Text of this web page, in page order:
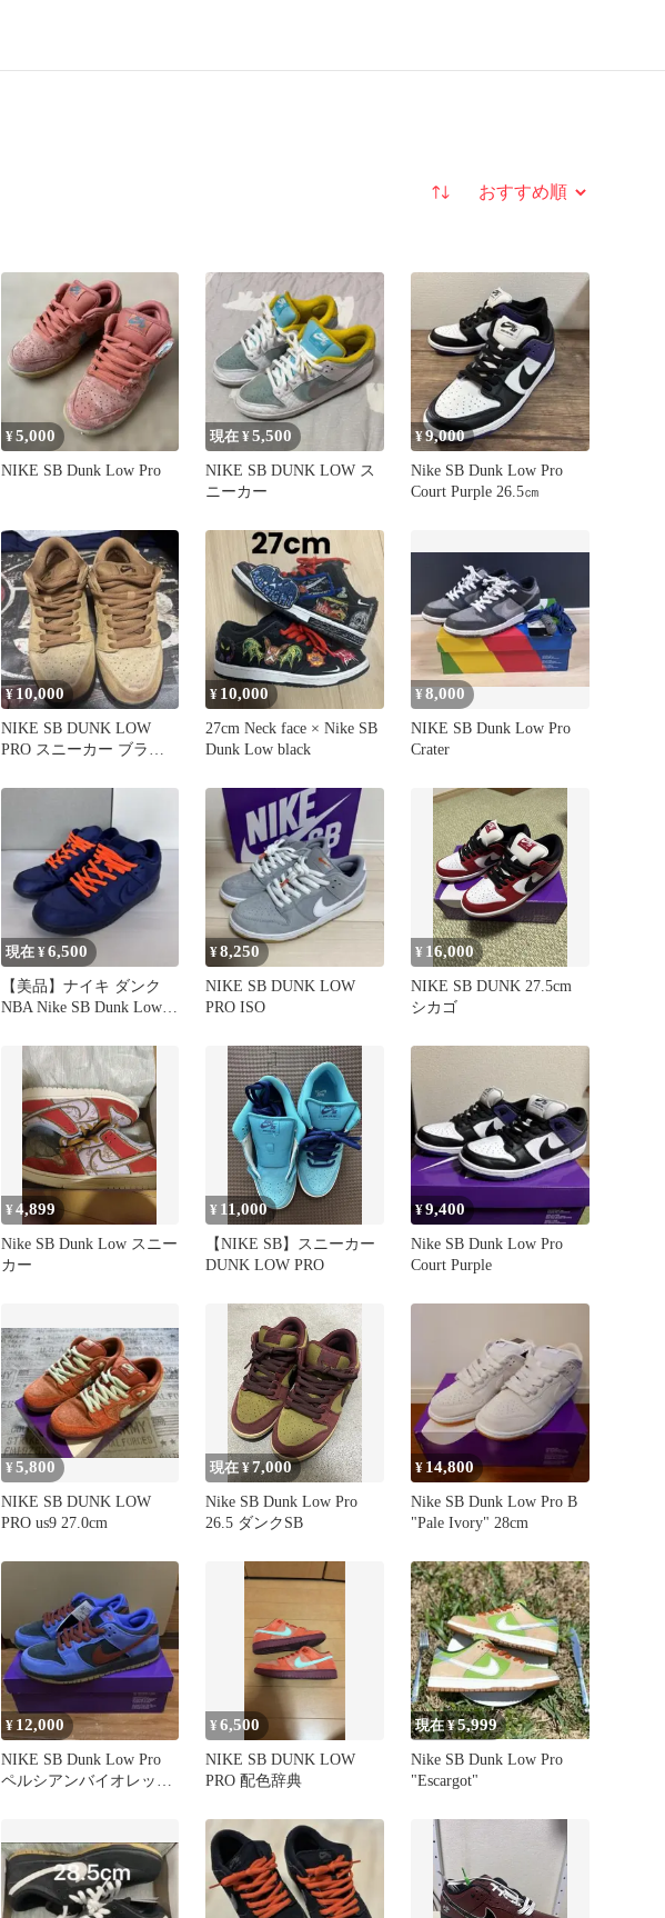
並び替え
¥5,000
NIKE SB Dunk Low Pro
現在 ¥5,500
NIKE SB DUNK LOW ス
ニーカー
¥9,000
Nike SB Dunk Low Pro
Court Purple 26.5㎝
¥10,000
NIKE SB DUNK LOW
PRO スニーカー ブラウ
¥ 10,000
27cm Neck face × Nike SB
Dunk Low black
¥8,000
NIKE SB Dunk Low Pro
Crater
現在 ¥6,500
【美品】ナイキ ダンク
NBA Nike SB Dunk Low
¥8,250
NIKE SB DUNK LOW
PRO ISO
¥ 16,000
NIKE SB DUNK 27.5cm
シカゴ
¥4,899
Nike SB Dunk Low スニー
カー
¥ 11,000
【NIKE SB】スニーカー
DUNK LOW PRO
¥9,400
Nike SB Dunk Low Pro
Court Purple
¥5,800
NIKE SB DUNK LOW
PRO us9 27.0cm
現在 ¥7,000
Nike SB Dunk Low Pro
26.5 ダンクSB
¥ 14,800
Nike SB Dunk Low Pro B
"Pale Ivory" 28cm
¥ 12,000
NIKE SB Dunk Low Pro
ペルシアンバイオレッ
¥6,500
NIKE SB DUNK LOW
PRO 配色辞典
現在 ¥5,999
Nike SB Dunk Low Pro
"Escargot"